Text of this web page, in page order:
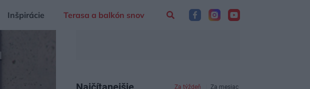
Inšpirácie Terasa a balkón snov
Za týždeň Za mesiac